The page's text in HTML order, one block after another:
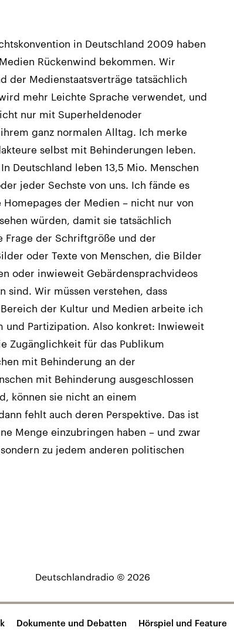
in Deutschland 2009 haben
Rückenwind bekommen. Wir
der Medienstaatsverträge tatsächlich
mehr Leichte Sprache verwendet, und
nur mit Superheldenoder
ganz normalen Alltag. Ich merke
selbst mit Behinderungen leben.
Deutschland leben 13,5 Mio. Menschen
jeder Sechste von uns. Ich fände es
der Medien – nicht nur von
würden, damit sie tatsächlich
der Schriftgröße und der
oder Texte von Menschen, die Bilder
oder inwieweit Gebärdensprachvideos
sind. Wir müssen verstehen, dass
der Kultur und Medien arbeite ich
Partizipation. Also konkret: Inwieweit
Zugänglichkeit für das Publikum
mit Behinderung an der
mit Behinderung ausgeschlossen
können sie nicht an einem
fehlt auch deren Perspektive. Das ist
Menge einzubringen haben – und zwar
zu jedem anderen politischen
Deutschlandradio © 2026
Dokumente und Debatten Hörspiel und Feature